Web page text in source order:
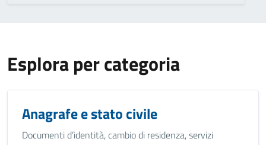
Esplora per categoria
Anagrafe e stato civile
Documenti d’identità, cambio di residenza, servizi